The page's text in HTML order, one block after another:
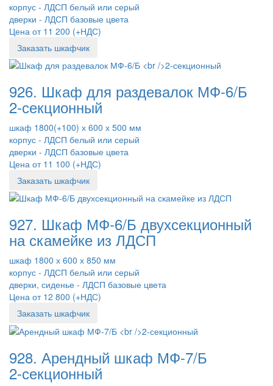
корпус - ЛДСП белый или серый
дверки - ЛДСП базовые цвета
Цена от 11 200 (+НДС)
Заказать шкафчик
926. Шкаф для раздевалок МФ-6/Б
2-секционный
шкаф 1800(+100) х 600 х 500 мм
корпус - ЛДСП белый или серый
дверки - ЛДСП базовые цвета
Цена от 11 100 (+НДС)
Заказать шкафчик
927. Шкаф МФ-6/Б двухсекционный
на скамейке из ЛДСП
шкаф 1800 х 600 х 850 мм
корпус - ЛДСП белый или серый
дверки, сиденье - ЛДСП базовые цвета
Цена от 12 800 (+НДС)
Заказать шкафчик
928. Арендный шкаф МФ-7/Б
2-секционный